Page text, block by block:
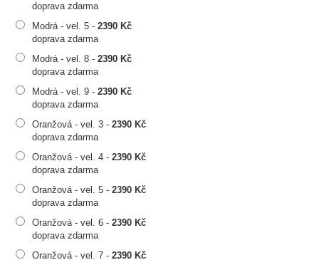
doprava zdarma
Modrá - vel. 5 -2390 Kč
doprava zdarma
Modrá - vel. 8 -2390 Kč
doprava zdarma
Modrá - vel. 9 -2390 Kč
doprava zdarma
Oranžová - vel. 3 -2390 Kč
doprava zdarma
Oranžová - vel. 4 -2390 Kč
doprava zdarma
Oranžová - vel. 5 -2390 Kč
doprava zdarma
Oranžová - vel. 6 -2390 Kč
doprava zdarma
Oranžová - vel. 7 -2390 Kč